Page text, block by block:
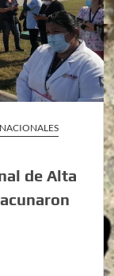
de Alta